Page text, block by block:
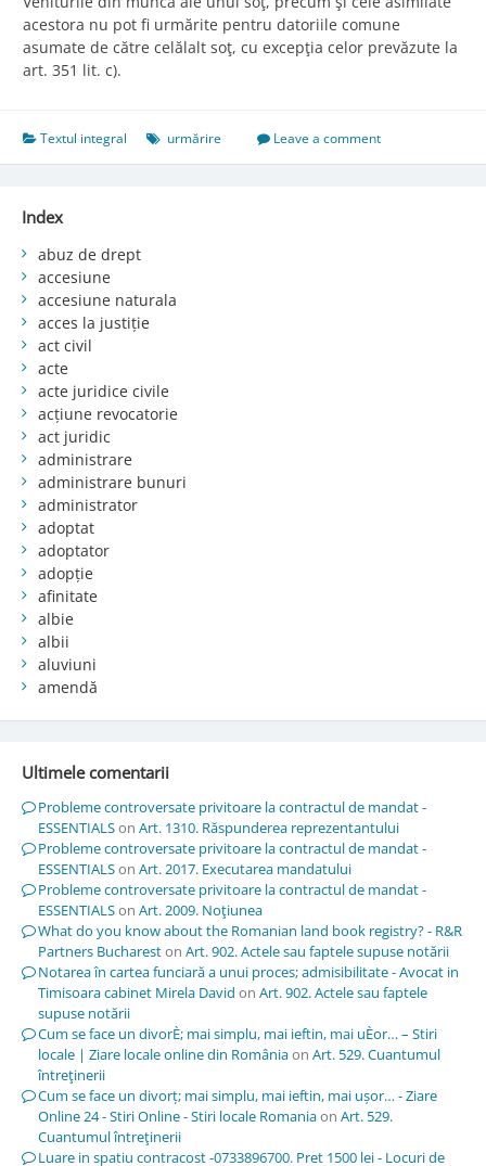
acestora nu pot fi urmărite pentru datoriile comune
asumate de către celălalt soţ, cu excepţia celor prevăzute la
art. 351 lit. c).
Textul integral urmărire Leave a comment
Index
abuz de drept
accesiune
accesiune naturala
acces la justiție
act civil
acte
acte juridice civile
acțiune revocatorie
act juridic
administrare
administrare bunuri
administrator
adoptat
adoptator
adopție
afinitate
albie
albii
aluviuni
amendă
Ultimele comentarii
Probleme controversate privitoare la contractul de mandat -
ESSENTIALSon Art. 1310. Răspunderea reprezentantului
Probleme controversate privitoare la contractul de mandat -
ESSENTIALSon Art. 2017. Executarea mandatului
Probleme controversate privitoare la contractul de mandat -
ESSENTIALSon Art. 2009. Noţiunea
What do you know about the Romanian land book registry? - R&R
Partners Buchareston Art. 902. Actele sau faptele supuse notării
Notarea în cartea funciară a unui proces; admisibilitate - Avocat in
Timisoara cabinet Mirela David on Art. 902. Actele sau faptele
supuse notării
Cum se face un divorÈ; mai simplu, mai ieftin, mai uÈor… – Stiri
locale | Ziare locale online din Româniaon Art. 529. Cuantumul
întreţinerii
Cum se face un divorț; mai simplu, mai ieftin, mai ușor… - Ziare
Online 24 - Stiri Online - Stiri locale Romaniaon Art. 529.
Cuantumul întreţinerii
Luare in spatiu contracost -0733896700. Pret 1500 lei - Locuri de